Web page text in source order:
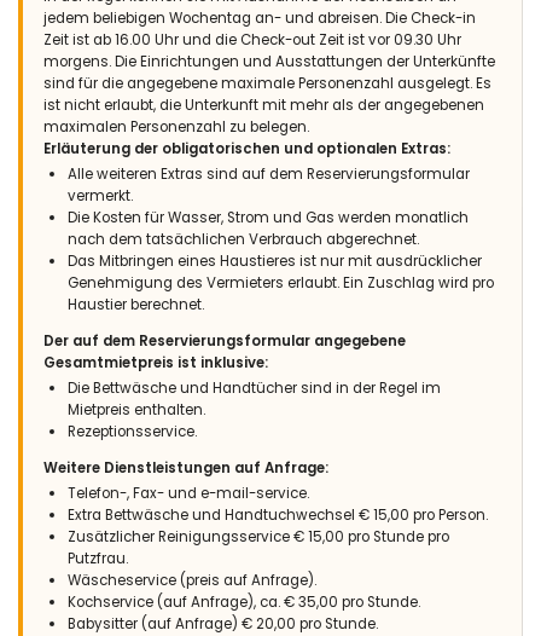
- 8,4
Ältere Paare - September 2016 - Österreich :
Anregungen wurden Ihrem Büro Javea direkt bekanntgegeben
Familien mit älteren Kindern - Juli 2016 - Frankreich :
(Originaltext)
Trés belle location, a conseiller
Sehr schöne Lage, um zu beraten
- 8,3
Ältere Paare - Mai 2015 - Deutschland :
Die Lage der Villa ist einfach traumhaft. Von allen Balkonen
hat man einen freien Blick auf das Mittelmeer. Frühmorgens
sieht man die Sonne aufgehen. Am Abend liegt die Terrasse
im Schatten, sodass man sich von der Hitze des Tages gut
erholen kann. Der wunderbare Pool unterstützt die Erholung.Die
herrliche Aussicht und die wunderbare Ruhe entschädigen
mehr als genug für die vielleicht nicht so ganz so komfortable
jedem beliebigen Wochentag an- und abreisen. Die Check-in
Zeit ist ab 16.00 Uhr und die Check-out Zeit ist vor 09.30 Uhr
morgens. Die Einrichtungen und Ausstattungen der Unterkünfte
sind für die angegebene maximale Personenzahl ausgelegt. Es
ist nicht erlaubt, die Unterkunft mit mehr als der angegebenen
maximalen Personenzahl zu belegen.
Erläuterung der obligatorischen und optionalen Extras:
Alle weiteren Extras sind auf dem Reservierungsformular
vermerkt.
Die Kosten für Wasser, Strom und Gas werden monatlich
nach dem tatsächlichen Verbrauch abgerechnet.
Das Mitbringen eines Haustieres ist nur mit ausdrücklicher
Genehmigung des Vermieters erlaubt. Ein Zuschlag wird pro
Haustier berechnet.
Der auf dem Reservierungsformular angegebene
Gesamtmietpreis ist inklusive:
Die Bettwäsche und Handtücher sind in der Regel im
Mietpreis enthalten.
Rezeptionsservice.
Weitere Dienstleistungen auf Anfrage:
Telefon-, Fax- und e-mail-service.
Extra Bettwäsche und Handtuchwechsel € 15,00 pro Person.
Zusätzlicher Reinigungsservice € 15,00 pro Stunde pro
Putzfrau.
Wäscheservice (preis auf Anfrage).
Kochservice (auf Anfrage), ca. € 35,00 pro Stunde.
Babysitter (auf Anfrage) € 20,00 pro Stunde.